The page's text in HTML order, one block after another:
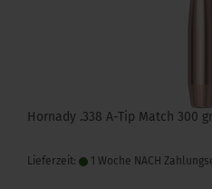
Hornady .338 A-Tip Match 300
Lieferzeit: 1 Woche NACH